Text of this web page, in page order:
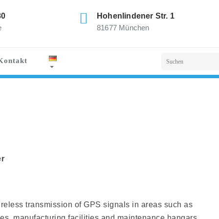
Hohenlindener Str. 1
81677 München
transmission of GPS signals in areas such as